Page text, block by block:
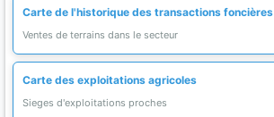
Carte de l'historique des transactions foncières
Ventes de terrains dans le secteur
Carte des exploitations agricoles
Sieges d'exploitations proches